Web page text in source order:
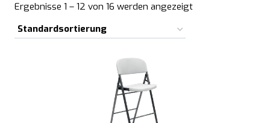
Ergebnisse 1 – 12 von 16 werden angezeigt